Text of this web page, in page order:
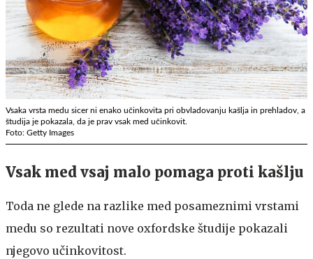
Vsaka vrsta medu sicer ni enako učinkovita pri obvladovanju kašlja in prehladov, a
študija je pokazala, da je prav vsak med učinkovit.
Foto: Getty Images
Vsak med vsaj malo pomaga proti kašlju
Toda ne glede na razlike med posameznimi vrstami
medu so rezultati nove oxfordske študije pokazali
njegovo učinkovitost.